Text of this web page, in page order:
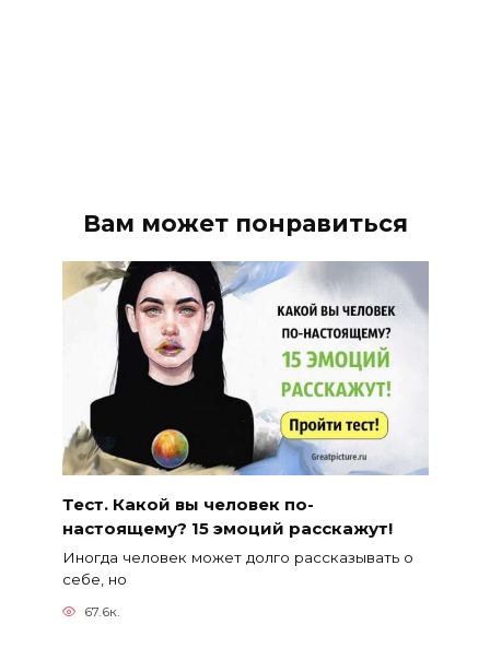
Вам может понравиться
Тест. Какой вы человек по-
настоящему? 15 эмоций расскажут!
Иногда человек может долго рассказывать о
себе, но
67.6к.